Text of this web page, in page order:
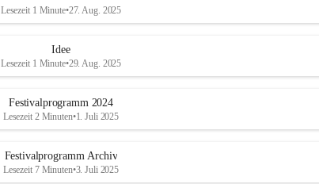
Lesezeit 1 Minute•27. Aug. 2025
Idee
Lesezeit 1 Minute•29. Aug. 2025
Festivalprogramm 2024
Lesezeit 2 Minuten•1. Juli 2025
Festivalprogramm Archiv
Lesezeit 7 Minuten•3. Juli 2025